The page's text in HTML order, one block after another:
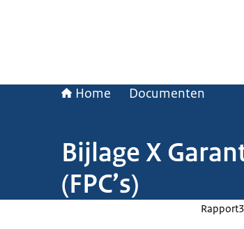
Home Documenten
Bijlage X
(FPC’s)
Rapport